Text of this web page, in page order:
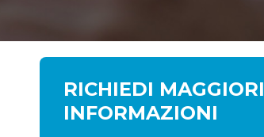
RICHIEDI MAGGIORI
INFORMAZIONI